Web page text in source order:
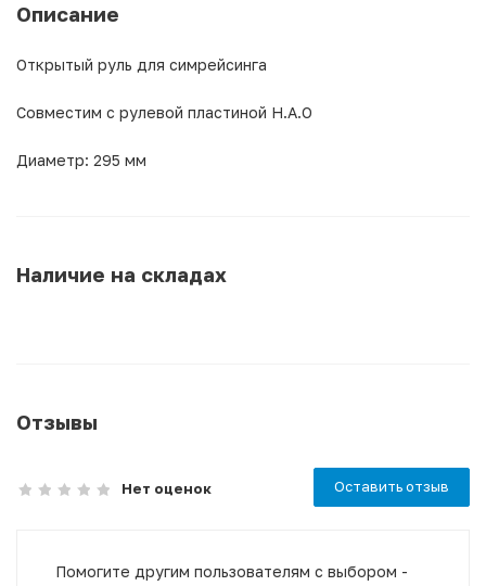
Описание
Открытый руль для симрейсинга
Совместим с рулевой пластиной H.A.O
Диаметр: 295 мм
Наличие на складах
Отзывы
Нет оценок Оставить отзыв
Помогите другим пользователям с выбором -